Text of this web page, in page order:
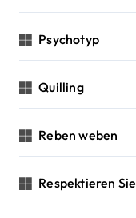
Psychotyp
Quilling
Reben weben
Respektieren Sie